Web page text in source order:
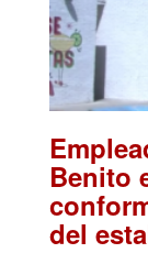
Benito
del